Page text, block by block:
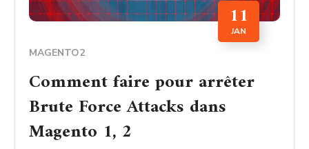
11
JAN
MAGENTO2
Comment faire pour arrêter
Brute Force Attacks dans
Magento 1, 2